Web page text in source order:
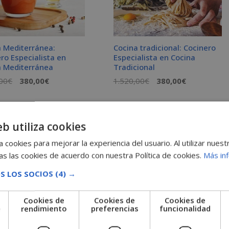
Mediterránea:
Especialista en
Mediterránea
€
El
original
1.520,00€.
380,00€El
actual
380,00€.
Cocina tradicional: Cocinero
Especialista en Cocina
Tradicional
1.520,00€
El
original
380,00€El
actual
utiliza cookies
cookies para mejorar la experiencia del usuario. Al utilizar
las cookies de acuerdo con nuestra Política de cookies. Más
LOS SOCIOS (4) →
Cookies de
rendimiento
Cookies de
preferencias
Cookies de
funcionalidad